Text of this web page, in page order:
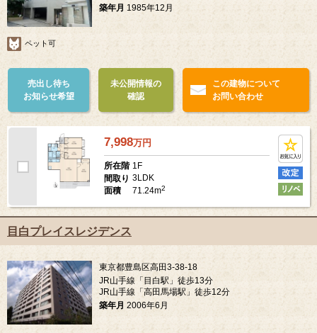
築年月 1985年12月
ペット可
売出し待ち
お知らせ希望
未公開情報の
確認
この建物について
お問い合わせ
7,998万円
所在階 1F
間取り 3LDK
面積
71.24m2
目白プレイスレジデンス
東京都豊島区高田3-38-18
JR山手線「目白駅」徒歩13分
JR山手線「高田馬場駅」徒歩12分
築年月 2006年6月